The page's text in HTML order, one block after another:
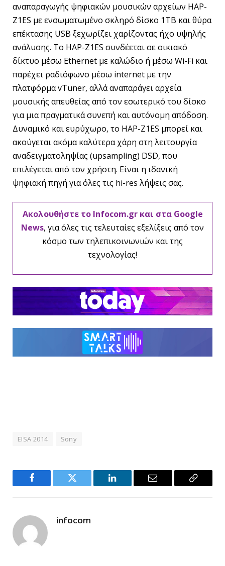
αναπαραγωγής ψηφιακών μουσικών αρχείων HAP-
Z1ES με ενσωματωμένο σκληρό δίσκο 1TB και θύρα
επέκτασης USB ξεχωρίζει χαρίζοντας ήχο υψηλής
ανάλυσης. Το HAP-Z1ES συνδέεται σε οικιακό
δίκτυο μέσω Ethernet με καλώδιο ή μέσω Wi-Fi και
παρέχει ραδιόφωνο μέσω internet με την
πλατφόρμα vTuner, αλλά αναπαράγει αρχεία
μουσικής απευθείας από τον εσωτερικό του δίσκο
για μια πραγματικά συνεπή και αυτόνομη απόδοση.
Δυναμικό και ευρύχωρο, το HAP-Z1ES μπορεί και
ακούγεται ακόμα καλύτερα χάρη στη λειτουργία
αναδειγματοληψίας (upsampling) DSD, που
επιλέγεται από τον χρήστη. Είναι η ιδανική
ψηφιακή πηγή για όλες τις hi-res λήψεις σας.
Ακολουθήστε το Infocom.gr και στα Google
News, για όλες τις τελευταίες εξελίξεις από τον
κόσμο των τηλεπικοινωνιών και της
τεχνολογίας!
EISA 2014 Sony
Facebook Twitter LinkedIn Email
Copy
infocom